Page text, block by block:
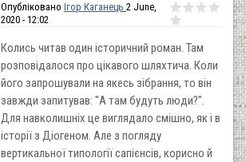
Опубліковано Ігор Каганець 2 June,
2020 - 12:02
Колись читав один історичний роман. Там
розповідалося про цікавого шляхтича. Коли
його запрошували на якесь зібрання, то він
завжди запитував: "А там будуть люди?".
Для навколишніх це виглядало смішно, як і в
історії з Діогеном. Але з погляду
вертикальної типології сапієнсів, корисно й